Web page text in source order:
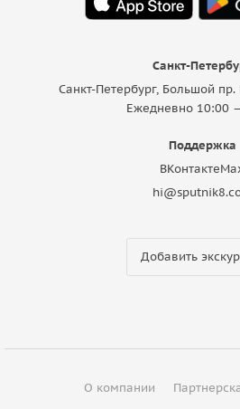
Санкт-
Санкт-Петербург, Большой
Ежедневно 10:00
Поддержка
ВКонтакте
Добавить
О компании